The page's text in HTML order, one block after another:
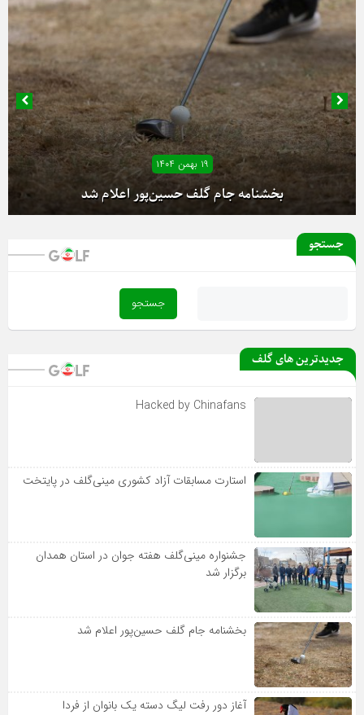
۱۹ بهمن ۱۴۰۴
بخشنامه جام گلف حسین‌پور اعلام شد
۱۸ بهمن ۱۴۰۴
جستجو
جدیدترین های گلف
Hacked by Chinafans
استارت مسابقات آزاد کشوری مینی‌گلف در پایتخت
جشنواره مینی‌گلف هفته جوان در استان همدان
برگزار شد
بخشنامه جام گلف حسین‌پور اعلام شد
آغاز دور رفت لیگ دسته یک بانوان از فردا